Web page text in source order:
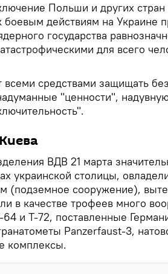
Польши и других стран
боевым действиям на Украине
государства
для всего
средствами защищать
"ценности",
ВДВ 21 марта
украинской столицы,
(подземное сооружение),
в качестве трофеев много
и Т-72, ​​поставленные
Panzerfaust-3,
комплексы.